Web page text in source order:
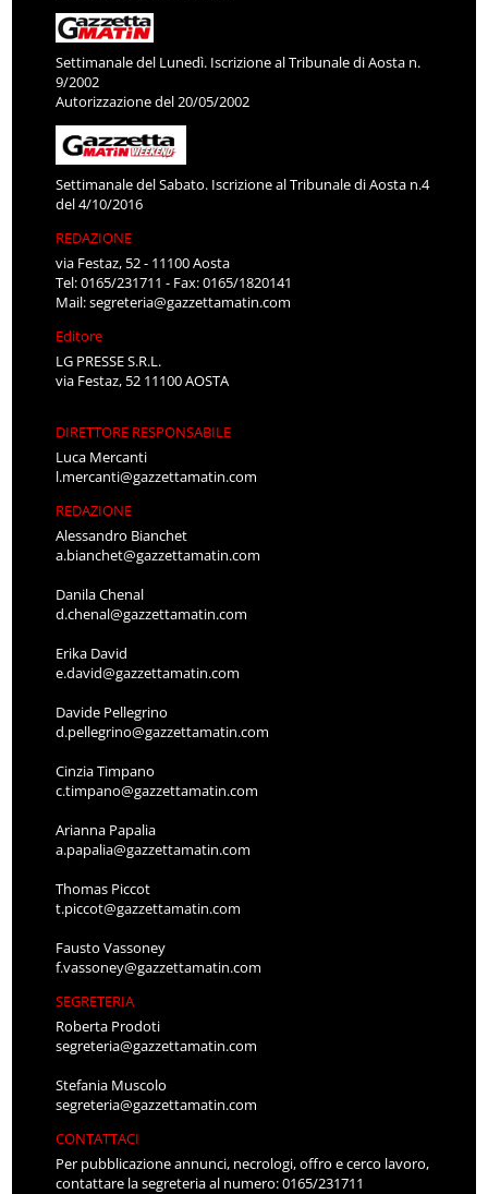
Settimanale del Lunedì. Iscrizione al Tribunale di Aosta n.
9/2002
Autorizzazione del 20/05/2002
Settimanale del Sabato. Iscrizione al Tribunale di Aosta n.4
del 4/10/2016
REDAZIONE
via Festaz, 52 - 11100 Aosta
Tel: 0165/231711 - Fax: 0165/1820141
Mail:segreteria@gazzettamatin.com
Editore
LG PRESSE S.R.L.
via Festaz, 52 11100 AOSTA
DIRETTORE RESPONSABILE
Luca Mercanti
l.mercanti@gazzettamatin.com
REDAZIONE
Alessandro Bianchet
a.bianchet@gazzettamatin.com
Danila Chenal
d.chenal@gazzettamatin.com
Erika David
e.david@gazzettamatin.com
Davide Pellegrino
d.pellegrino@gazzettamatin.com
Cinzia Timpano
c.timpano@gazzettamatin.com
Arianna Papalia
a.papalia@gazzettamatin.com
Thomas Piccot
t.piccot@gazzettamatin.com
Fausto Vassoney
f.vassoney@gazzettamatin.com
SEGRETERIA
Roberta Prodoti
segreteria@gazzettamatin.com
Stefania Muscolo
segreteria@gazzettamatin.com
CONTATTACI
Per pubblicazione annunci, necrologi, offro e cerco lavoro,
contattare la segreteria al numero: 0165/231711